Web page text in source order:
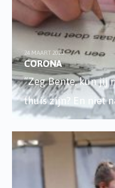
24 MAART 2020
CORONA
“Zeg Bente, kun jij
thuis zijn? En niet